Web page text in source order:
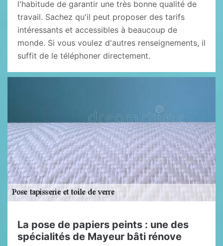
l'habitude de garantir une très bonne qualité de
travail. Sachez qu'il peut proposer des tarifs
intéressants et accessibles à beaucoup de
monde. Si vous voulez d'autres renseignements, il
suffit de le téléphoner directement.
La pose de papiers peints : une des
spécialités de Mayeur bâti rénove